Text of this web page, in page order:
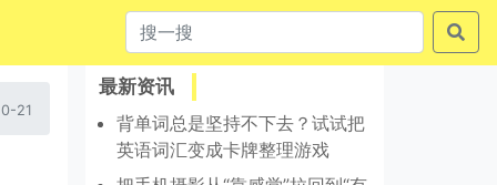
21
最新资讯
背单词总是坚持不下去？试试把
英语词汇变成卡牌整理游戏